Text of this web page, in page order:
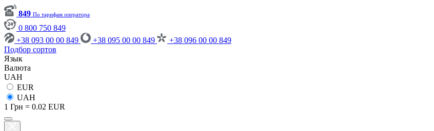
849 По тарифам оператора
0 800 750 849
+38 093 00 00 849
+38 095 00 00 849
+38 096 00 00 849
Подбор сортов
Язык
Валюта
UAH
EUR
UAH
1 Грн = 0.02 EUR